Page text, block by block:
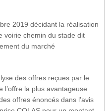
2019 décidant la réalisation
voirie chemin du stade dit
du marché
des offres reçues par le
l’offre la plus avantageuse
offres énoncés dans l’avis